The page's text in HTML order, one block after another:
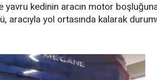
yavru kedinin aracın motor
aracıyla yol ortasında kalarak